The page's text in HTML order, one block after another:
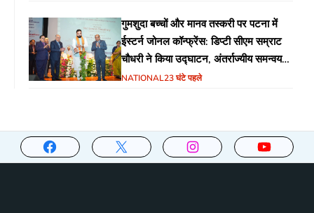
गुमशुदा बच्चों और मानव तस्करी पर पटना में
ईस्टर्न जोनल कॉन्फ्रेंस: डिप्टी सीएम सम्राट
चौधरी ने किया उद्घाटन, अंतर्राज्यीय समन्वय
पर जोर
NATIONAL23 घंटे पहले